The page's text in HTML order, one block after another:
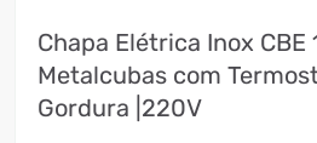
Chapa Elétrica Inox CBE
Metalcubas com
Gordura |220V
2º
freezer
3º
fogão